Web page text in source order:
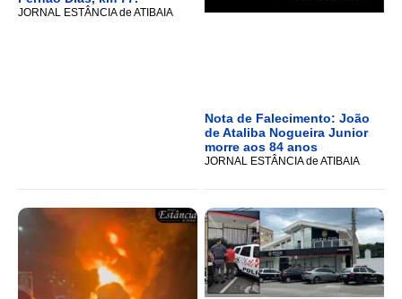
JORNAL ESTÂNCIA de ATIBAIA
Nota de Falecimento: João
de Ataliba Nogueira Junior
morre aos 84 anos
JORNAL ESTÂNCIA de ATIBAIA